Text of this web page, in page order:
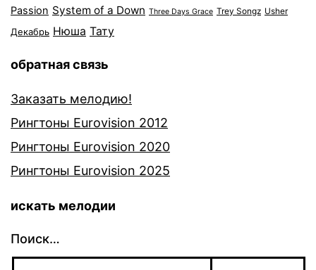
Passion System of a Down Three Days Grace Trey Songz Usher
Декабрь Нюша Тату
обратная связь
Заказать мелодию!
Рингтоны Eurovision 2012
Рингтоны Eurovision 2020
Рингтоны Eurovision 2025
искать мелодии
Поиск…